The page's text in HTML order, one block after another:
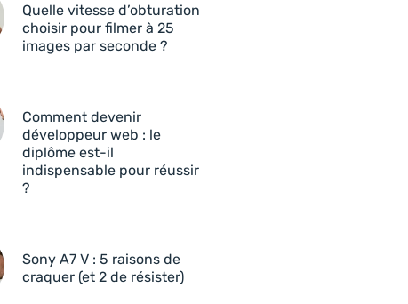
Quelle vitesse d’obturation
choisir pour filmer à 25
images par seconde ?
Comment devenir
développeur web : le
diplôme est-il
indispensable pour réussir
?
Sony A7 V : 5 raisons de
craquer (et 2 de résister)